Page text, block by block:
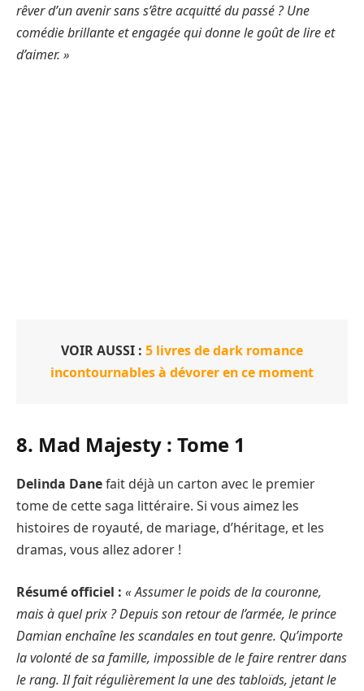
rêver d’un avenir sans s’être acquitté du passé ? Une
comédie brillante et engagée qui donne le goût de lire et
d’aimer. »
VOIR AUSSI : 5 livres de dark romance
incontournables à dévorer en ce moment
8. Mad Majesty : Tome 1
Delinda Danefait déjà un carton avec le premier
tome de cette saga littéraire. Si vous aimez les
histoires de royauté, de mariage, d’héritage, et les
dramas, vous allez adorer !
Résumé officiel : « Assumer le poids de la couronne,
mais à quel prix ? Depuis son retour de l’armée, le prince
Damian enchaîne les scandales en tout genre. Qu’importe
la volonté de sa famille, impossible de le faire rentrer dans
le rang. Il fait régulièrement la une des tabloïds, jetant le